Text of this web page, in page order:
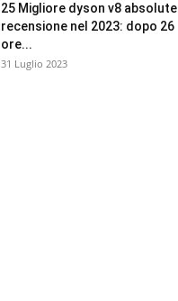
25 Migliore dyson v8 absolute
recensione nel 2023: dopo 26
ore...
31 Luglio 2023